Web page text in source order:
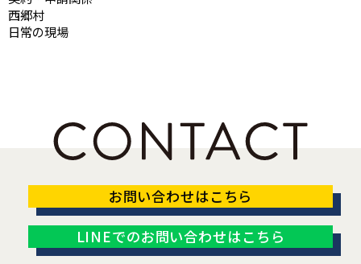
西郷村
日常の現場
お問い合わせはこちら
LINEでのお問い合わせはこちら